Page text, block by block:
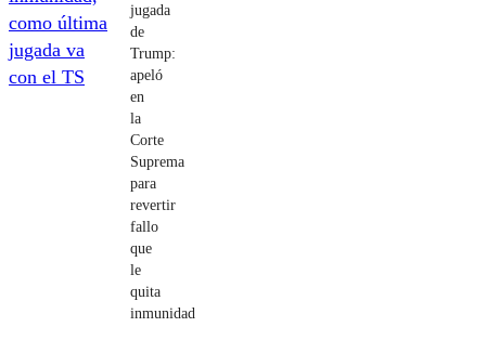
jugada
de
Trump:
apeló
en
la
Corte
Suprema
para
revertir
fallo
que
le
quita
inmunidad